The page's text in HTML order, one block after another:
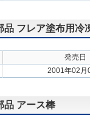
フレア塗布用冷
発売日
2001年02月
品 アース棒